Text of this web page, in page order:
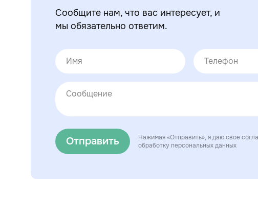
Сообщите нам, что вас интересует, и
мы обязательно ответим.
Отправить
Нажимая «Отправить», я даю свое
обработку персональных данных